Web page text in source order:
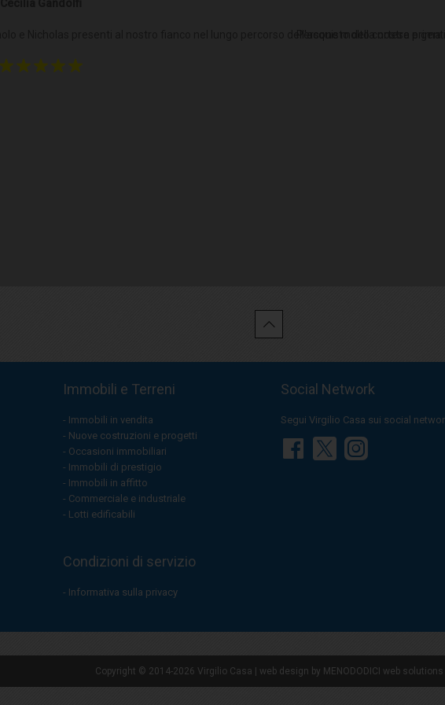
Immobili e Terreni
Immobili in vendita
Nuove costruzioni e progetti
Occasioni immobiliari
Immobili di prestigio
Immobili in affitto
Commerciale e industriale
Lotti edificabili
Condizioni di servizio
Informativa sulla privacy
Social Network
Segui Virgilio Casa sui social
Copyright © 2014-2026 Virgilio Casa | web design by MENODODICI web solutions